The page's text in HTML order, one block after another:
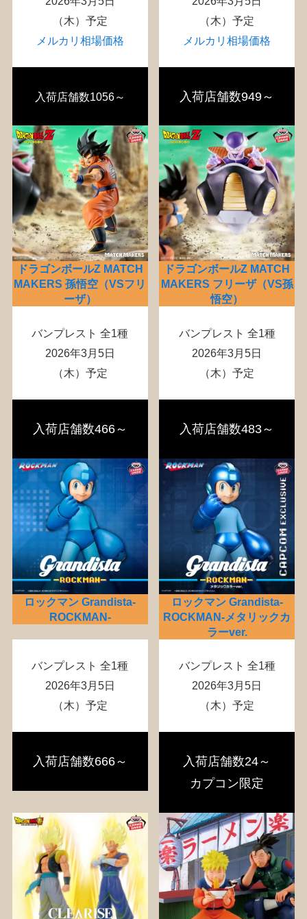
（木）予定
メルカリ相場価格
（木）予定
メルカリ相場価格
入荷店舗数1056～ 入荷店舗数949～
ドラゴンボールZ MATCH
MAKERS 孫悟空（VSフリ
ーザ）
ドラゴンボールZ MATCH
MAKERS フリーザ（VS孫
悟空）
バンプレスト 全1種
2026年3月5日
（木）予定
バンプレスト 全1種
2026年3月5日
（木）予定
入荷店舗数466～ 入荷店舗数483～
ロックマン Grandista-
ROCKMAN-
ロックマン Grandista-
ROCKMAN-メタリックカ
ラーver.
バンプレスト 全1種
2026年3月5日
（木）予定
バンプレスト 全1種
2026年3月5日
（木）予定
入荷店舗数666～
入荷店舗数24～
カプコン限定